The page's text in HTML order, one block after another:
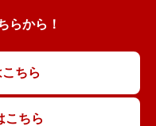
らから！
ちら
ちら